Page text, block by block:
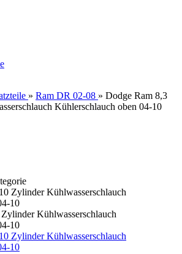
» Ram DR 02-08 » Dodge Ram 8,3
Kühlerschlauch oben 04-10
Kühlwasserschlauch
10